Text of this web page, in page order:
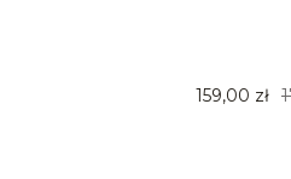
159,00 zł